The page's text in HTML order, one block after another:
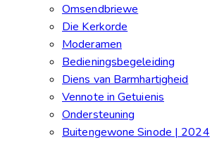
Omsendbriewe
Die Kerkorde
Moderamen
Bedieningsbegeleiding
Diens van Barmhartigheid
Vennote in Getuienis
Ondersteuning
Buitengewone Sinode | 2024